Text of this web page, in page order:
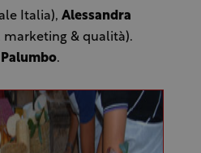
Italia), Alessandra
& qualità).
.